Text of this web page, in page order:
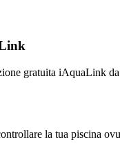
gratuita iAquaLink
la tua piscina